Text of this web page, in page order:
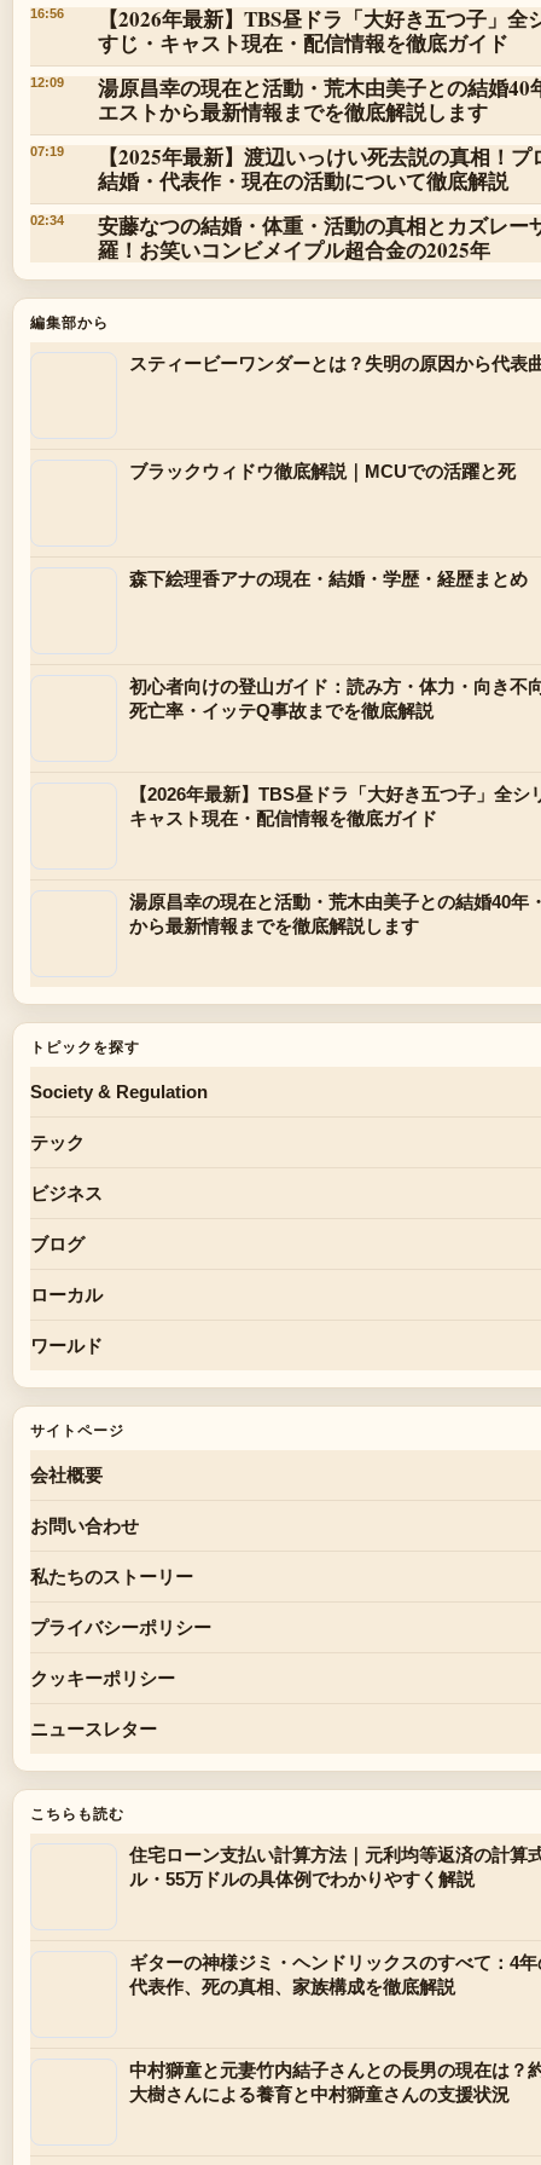
16:56
【2026年最新】TBS昼ドラ「大好き五つ子」
すじ・キャスト現在・配信情報を徹底ガイド
12:09
湯原昌幸の現在と活動・荒木由美子との結婚40
エストから最新情報までを徹底解説します
07:19
【2025年最新】渡辺いっけい死去説の真相！
結婚・代表作・現在の活動について徹底解説
02:34
安藤なつの結婚・体重・活動の真相とカズレー
羅！お笑いコンビメイプル超合金の2025年
編集部から
スティービーワンダーとは？失明の原因から代表
ブラックウィドウ徹底解説｜MCUでの活躍と死
森下絵理香アナの現在・結婚・学歴・経歴まとめ
初心者向けの登山ガイド：読み方・体力・向き不
死亡率・イッテQ事故までを徹底解説
【2026年最新】TBS昼ドラ「大好き五つ子」全
キャスト現在・配信情報を徹底ガイド
湯原昌幸の現在と活動・荒木由美子との結婚40年
から最新情報までを徹底解説します
トピックを探す
Society & Regulation
テック
ビジネス
ブログ
ローカル
ワールド
サイトページ
会社概要
お問い合わせ
私たちのストーリー
プライバシーポリシー
クッキーポリシー
ニュースレター
こちらも読む
住宅ローン支払い計算方法｜元利均等返済の計算
ル・55万ドルの具体例でわかりやすく解説
ギターの神様ジミ・ヘンドリックスのすべて：4
代表作、死の真相、家族構成を徹底解説
中村獅童と元妻竹内結子さんとの長男の現在は？
大樹さんによる養育と中村獅童さんの支援状況